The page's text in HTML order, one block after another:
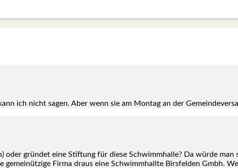
ich nicht sagen. Aber wenn sie am Mon­tag an der
oder grün­det eine Stif­tung für die­se Schwimm­hal­le? Da wür­de
Fir­ma draus eine Schwimm­hall­te Birs­fel­den Gmbh.